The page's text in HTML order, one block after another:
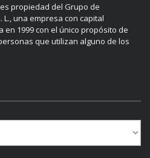
propiedad del Grupo de
L., una empresa con capital
1999 con el único propósito de
que utilizan alguno de los